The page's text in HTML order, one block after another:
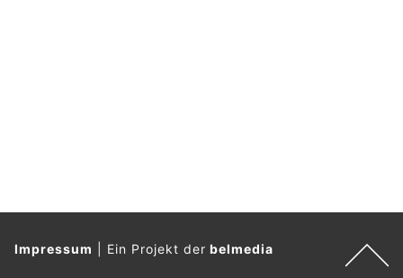
Impressum Ein Projekt derbelmedia